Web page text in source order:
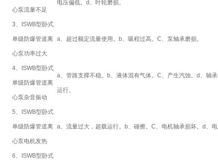
心泵流量不足
电压偏低。 d、叶轮磨损。
3、ISWB型卧式
单级防爆管道离
心泵功率过大
a、超过额定流量使用。 b、吸程过高。 C、泵轴承磨损。
4、ISWB型卧式
单级防爆管道离
心泵杂音振动
a、管路支撑不稳。 b、液体混有气体。 C、产生汽蚀。 d、轴
运行。
5、ISWB型卧式
单级防爆管道离
心泵电机发热
a、流量过大，超载运行。 b、碰擦。 C、电机轴承损坏。 d、
6、ISWB型卧式